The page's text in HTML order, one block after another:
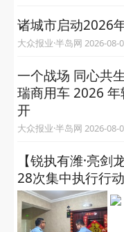
诸城市启动2026
大众报业·半岛网
一个战场 同心共
瑞商用车 2026
开
大众报业·半岛网
【锐执有潍·亮
28次集中执行行动